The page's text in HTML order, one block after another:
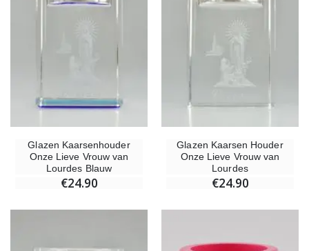
Glazen Kaarsenhouder
Onze Lieve Vrouw van
Lourdes Blauw
€24.90
Glazen Kaarsen Houder
Onze Lieve Vrouw van
Lourdes
€24.90
€59.90
€4.90
€6.00